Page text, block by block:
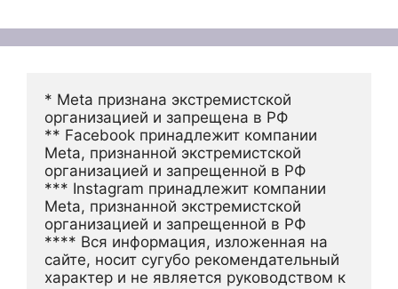
* Meta признана экстремистской
организацией и запрещена в РФ
** Facebook принадлежит компании
Meta, признанной экстремистской
организацией и запрещенной в РФ
*** Instagram принадлежит компании
Meta, признанной экстремистской
организацией и запрещенной в РФ
**** Вся информация, изложенная на
сайте, носит сугубо рекомендательный
характер и не является руководством к